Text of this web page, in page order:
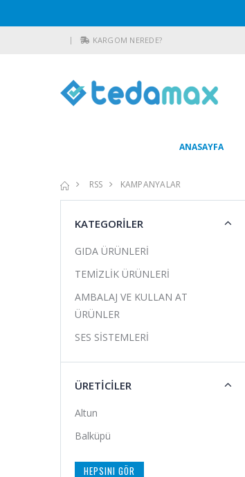
KARGOM NEREDE?
ANASAYFA
RSS KAMPANYALAR
KATEGORİLER
GIDA ÜRÜNLERİ
TEMİZLİK ÜRÜNLERİ
AMBALAJ VE KULLAN AT
ÜRÜNLER
SES SİSTEMLERİ
ÜRETİCİLER
Altun
Balküpü
HEPSINI GÖR